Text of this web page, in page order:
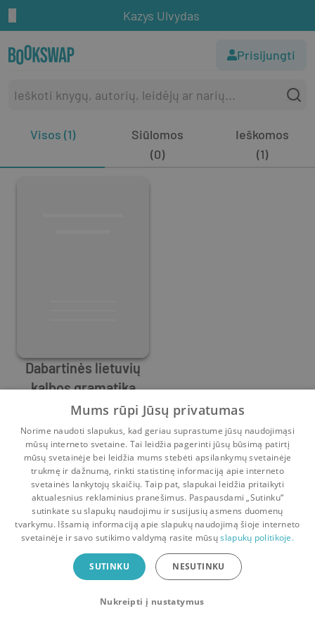
Kazys Ulvydas
Prisijungti
Visos (1)
Siūlomos
(0)
Ieškomos
(1)
Dabartinės lietuvių
kalbos gramatika
Adelė Laigonaitė,Vincas Urbutis ,Vitas Labutis
0 5
Pradinis Krepšelis Pokalbiai Pranešimai Paskyra
Bookswap programėlė
Mainykis knygomis dar patogiau!
Uždaryti
Mums rūpi Jūsų privatumas
Norime naudoti slapukus, kad geriau suprastume jūsų naudojimąsi
mūsų interneto svetaine. Tai leidžia pagerinti jūsų būsimą patirtį
mūsų svetainėje bei leidžia mums stebėti apsilankymų svetainėje
trukmę ir dažnumą, rinkti statistinę informaciją apie interneto
svetainės lankytojų skaičių. Taip pat, slapukai leidžia pritaikyti
aktualesnius reklaminius pranešimus. Paspausdami „Sutinku“
sutinkate su slapukų naudojimu ir susijusių asmens duomenų
tvarkymu. Išsamią informaciją apie slapukų naudojimą šioje interneto
svetainėje ir savo sutikimo valdymą rasite mūsųslapukų politikoje.
SUTINKU NESUTINKU
Nukreipti į nustatymus